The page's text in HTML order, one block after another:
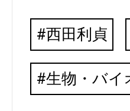
西田利貞
生物・バイ